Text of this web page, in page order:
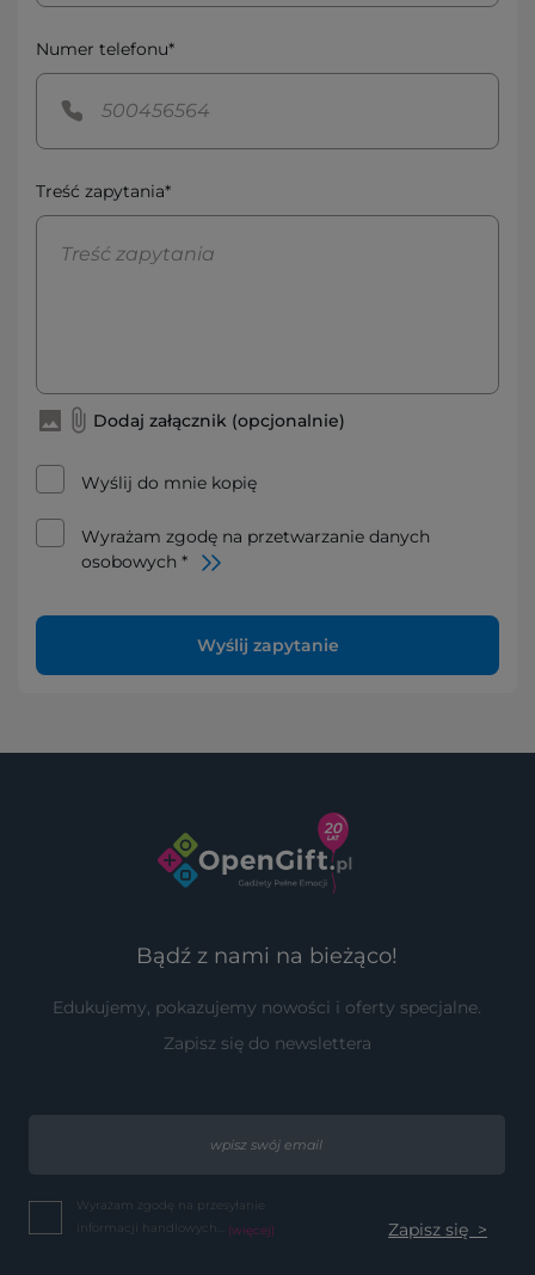
Numer telefonu*
Treść zapytania*
Dodaj załącznik (opcjonalnie)
Wyślij do mnie kopię
Wyrażam zgodę na przetwarzanie danych
osobowych *
Wyślij zapytanie
Bądź z nami na bieżąco!
Edukujemy, pokazujemy nowości i oferty specjalne.
Zapisz się do newslettera
Wyrażam zgodę na przesyłanie
informacji handlowych... (więcej)